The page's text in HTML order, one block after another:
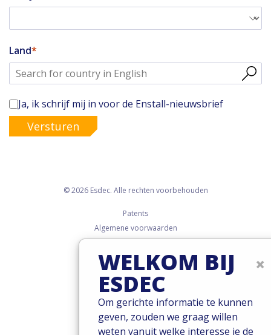
Land
Ja, ik schrijf mij in voor de Enstall-nieuwsbrief
Versturen
© 2026 Esdec. Alle rechten voorbehouden
Patents
Algemene voorwaarden
Garantievoorwaarden
Governance
Cookies
Privacy policy
×
WELKOM BIJ
ESDEC
Om gerichte informatie te kunnen
geven, zouden we graag willen
weten vanuit welke interesse je de